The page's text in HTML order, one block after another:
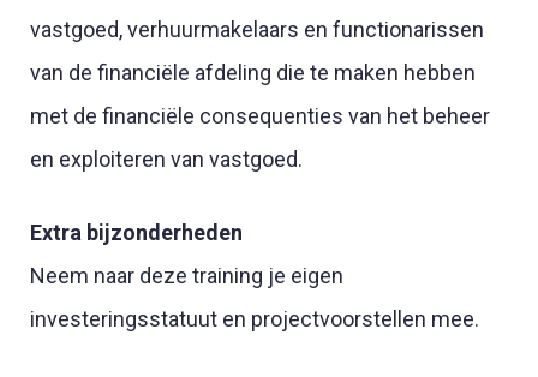
vastgoed, verhuurmakelaars en functionarissen
van de financiële afdeling die te maken hebben
met de financiële consequenties van het beheer
en exploiteren van vastgoed.
Extra bijzonderheden
Neem naar deze training je eigen
investeringsstatuut en projectvoorstellen mee.